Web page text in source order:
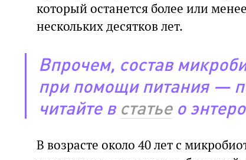
который останется более или
нескольких десятков лет.
Впрочем, состав
при помощи питания —
читайте в статьео
В возрасте около 40 лет с